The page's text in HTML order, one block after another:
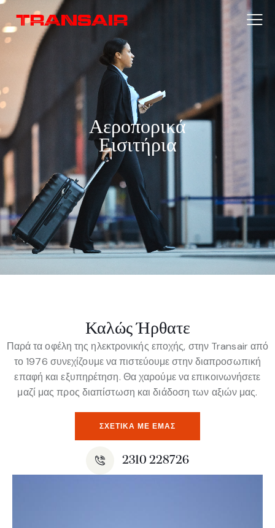
Αεροπορικά
Εισιτήρια
Καλώς Ήρθατε
Παρά τα οφέλη της ηλεκτρονικής εποχής, στην Transair από
το 1976 συνεχίζουμε να πιστεύουμε στην διαπροσωπική
επαφή και εξυπηρέτηση. Θα χαρούμε να επικοινωνήσετε
μαζί μας προς διαπίστωση και διάδοση των αξιών μας.
ΣΧΕΤΙΚΆ ΜΕ ΕΜΆΣ
2310 228726